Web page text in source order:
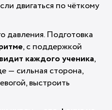
двигаться по чёткому
давления. Подготовка
, с поддержкой
видит каждого ученика,
— сильная сторона,
выстроить